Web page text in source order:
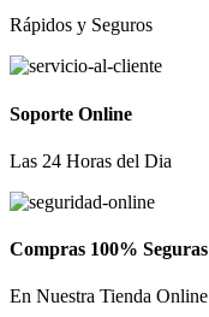
Rápidos y Seguros
Soporte Online
Las 24 Horas del Dia
Compras 100% Seguras
En Nuestra Tienda Online